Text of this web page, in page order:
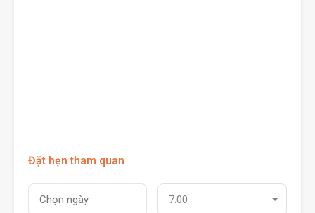
Đặt hẹn tham quan
7:00